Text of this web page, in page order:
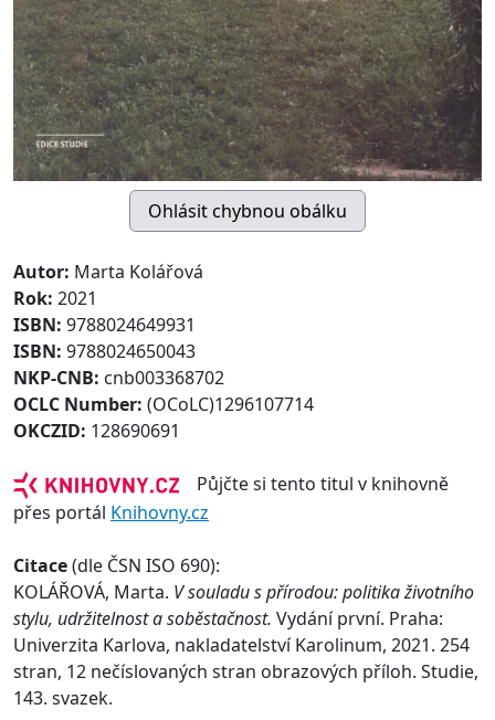
Autor: Marta Kolářová
Rok: 2021
ISBN: 9788024649931
ISBN: 9788024650043
NKP-CNB: cnb003368702
OCLC Number: (OCoLC)1296107714
OKCZID: 128690691
Půjčte si tento titul v knihovně
přes portál Knihovny.cz
Citace(dle ČSN ISO 690):
KOLÁŘOVÁ, Marta. V souladu s přírodou: politika životního
stylu, udržitelnost a soběstačnost. Vydání první. Praha:
Univerzita Karlova, nakladatelství Karolinum, 2021. 254
stran, 12 nečíslovaných stran obrazových příloh. Studie,
143. svazek.